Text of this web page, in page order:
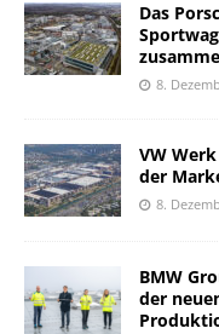
Das
8.
VW
der
8.
BMW
der